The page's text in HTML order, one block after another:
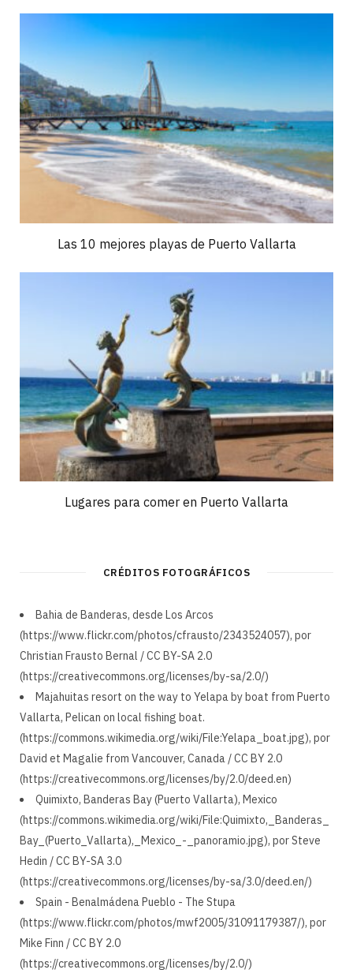
Las 10 mejores playas de Puerto Vallarta
Lugares para comer en Puerto Vallarta
CRÉDITOS FOTOGRÁFICOS
Bahia de Banderas, desde Los Arcos
(https://www.flickr.com/photos/cfrausto/2343524057), por
Christian Frausto Bernal / CC BY-SA 2.0
(https://creativecommons.org/licenses/by-sa/2.0/)
Majahuitas resort on the way to Yelapa by boat from Puerto
Vallarta, Pelican on local fishing boat.
(https://commons.wikimedia.org/wiki/File:Yelapa_boat.jpg), por
David et Magalie from Vancouver, Canada / CC BY 2.0
(https://creativecommons.org/licenses/by/2.0/deed.en)
Quimixto, Banderas Bay (Puerto Vallarta), Mexico
(https://commons.wikimedia.org/wiki/File:Quimixto,_Banderas_
Bay_(Puerto_Vallarta),_Mexico_-_panoramio.jpg), por Steve
Hedin / CC BY-SA 3.0
(https://creativecommons.org/licenses/by-sa/3.0/deed.en/)
Spain - Benalmádena Pueblo - The Stupa
(https://www.flickr.com/photos/mwf2005/31091179387/), por
Mike Finn / CC BY 2.0
(https://creativecommons.org/licenses/by/2.0/)